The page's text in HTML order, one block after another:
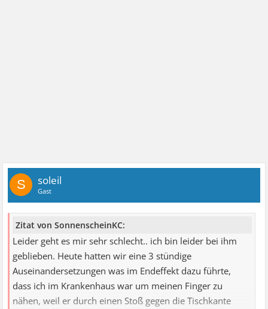
S soleil
Gast
Zitat von SonnenscheinKC:
Leider geht es mir sehr schlecht.. ich bin leider bei ihm
geblieben. Heute hatten wir eine 3 stündige
Auseinandersetzungen was im Endeffekt dazu führte,
dass ich im Krankenhaus war um meinen Finger zu
nähen, weil er durch einen Stoß gegen die Tischkante